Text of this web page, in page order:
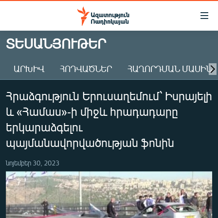
Մատչելիության
Անցնել
հիմնական
Անցնել
հիմնական
մենյուին
Որոնում
ԱԶԱՏՈՒԹՅՈՒՆ TV
ՀԱՅԱՍՏԱՆ
ԸՆՏՐՈՒԹՅՈՒՆՆԵՐ 2026
ԻՐԱՎՈՒՆՔ
ՀԱՍԱՐԱԿՈՒԹՅՈՒՆ
ՂԱՐԱԲԱՂ
ՊԱՏԵՐԱԶՄԻ 6 ՇԱԲԱԹՆԵՐԸ
ՏԱՐԱԾԱՇՐՋԱՆ
ՏԵՍԱՆՅՈՒԹԵՐ
ԱՐԽԻՎ ՀՈԴՎԱԾՆԵՐ ՀԱՂՈՐԴՄԱՆ ՄԱՍԻՆ
Հրաձգություն Երուսաղեմում՝ Իսրայելի
և «Համաս»-ի միջև հրադադարը
երկարաձգելու
պայմանավորվածության ֆոնին
նոյեմբեր 30, 2023